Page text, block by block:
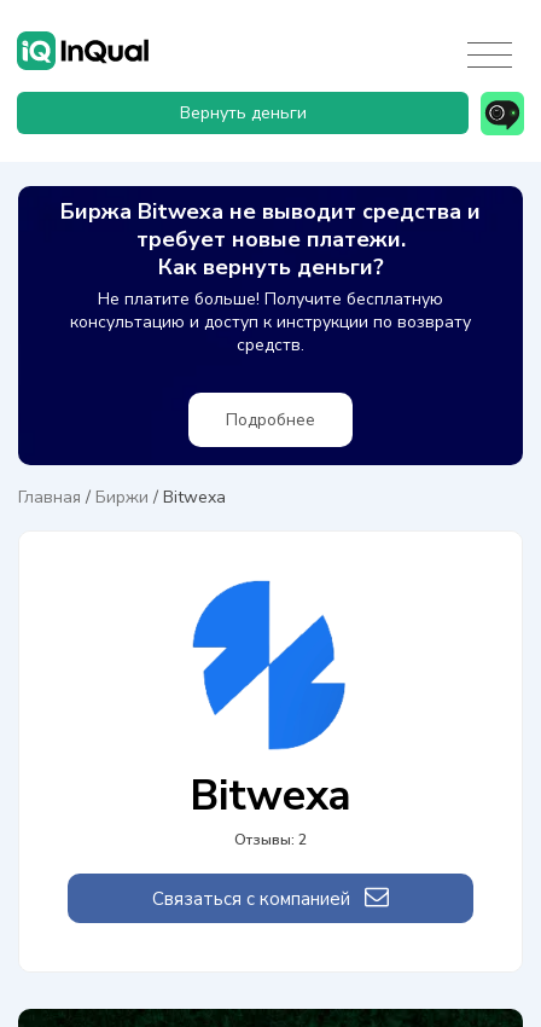
Вернуть деньги
Биржа Bitwexa не выводит средства и
требует новые платежи.
Как вернуть деньги?
Не платите больше! Получите бесплатную
консультацию и доступ к инструкции по возврату
средств.
Подробнее
Главная / Биржи / Bitwexa
Bitwexa
Отзывы: 2
Связаться с компанией